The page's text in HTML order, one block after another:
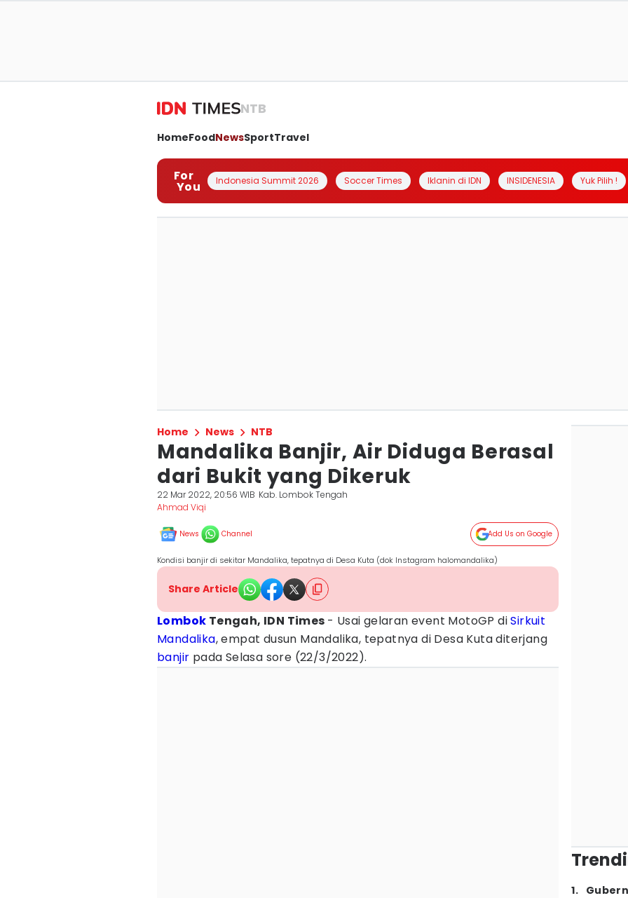
NTB
HomeFoodNewsSportTravel
For
You Indonesia Summit 2026 Soccer Times Iklanin di IDN INSIDENESIA Yuk Pilih !
Home News NTB
Mandalika Banjir, Air Diduga Berasal
dari Bukit yang Dikeruk
22 Mar 2022, 20:56 WIB Kab. Lombok Tengah
Ahmad Viqi
News Channel Add Us on Google
Kondisi banjir di sekitar Mandalika, tepatnya di Desa Kuta (dok Instagram halomandalika)
Share Article
Lombok Tengah, IDN Times - Usai gelaran event MotoGP diSirkuit
Mandalika, empat dusun Mandalika, tepatnya di Desa Kuta diterjang
banjir pada Selasa sore (22/3/2022).
1.